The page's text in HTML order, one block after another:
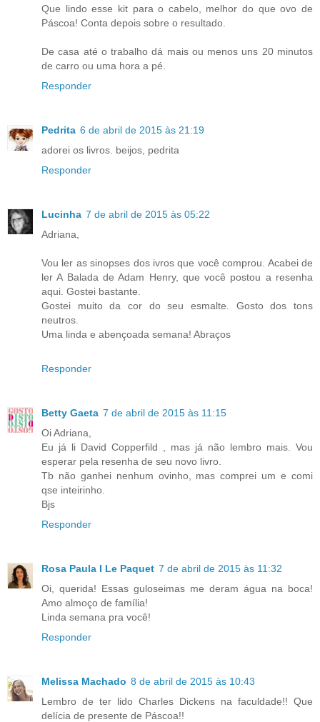
Que lindo esse kit para o cabelo, melhor do que ovo de
Páscoa! Conta depois sobre o resultado.
De casa até o trabalho dá mais ou menos uns 20 minutos
de carro ou uma hora a pé.
Responder
Pedrita 6 de abril de 2015 às 21:19
adorei os livros. beijos, pedrita
Responder
Lucinha 7 de abril de 2015 às 05:22
Adriana,
Vou ler as sinopses dos ivros que você comprou. Acabei de
ler A Balada de Adam Henry, que você postou a resenha
aqui. Gostei bastante.
Gostei muito da cor do seu esmalte. Gosto dos tons
neutros.
Uma linda e abençoada semana! Abraços
Responder
Betty Gaeta 7 de abril de 2015 às 11:15
Oi Adriana,
Eu já li David Copperfild , mas já não lembro mais. Vou
esperar pela resenha de seu novo livro.
Tb não ganhei nenhum ovinho, mas comprei um e comi
qse inteirinho.
Bjs
Responder
Rosa Paula I Le Paquet 7 de abril de 2015 às 11:32
Oi, querida! Essas guloseimas me deram água na boca!
Amo almoço de família!
Linda semana pra você!
Responder
Melissa Machado 8 de abril de 2015 às 10:43
Lembro de ter lido Charles Dickens na faculdade!! Que
delícia de presente de Páscoa!!